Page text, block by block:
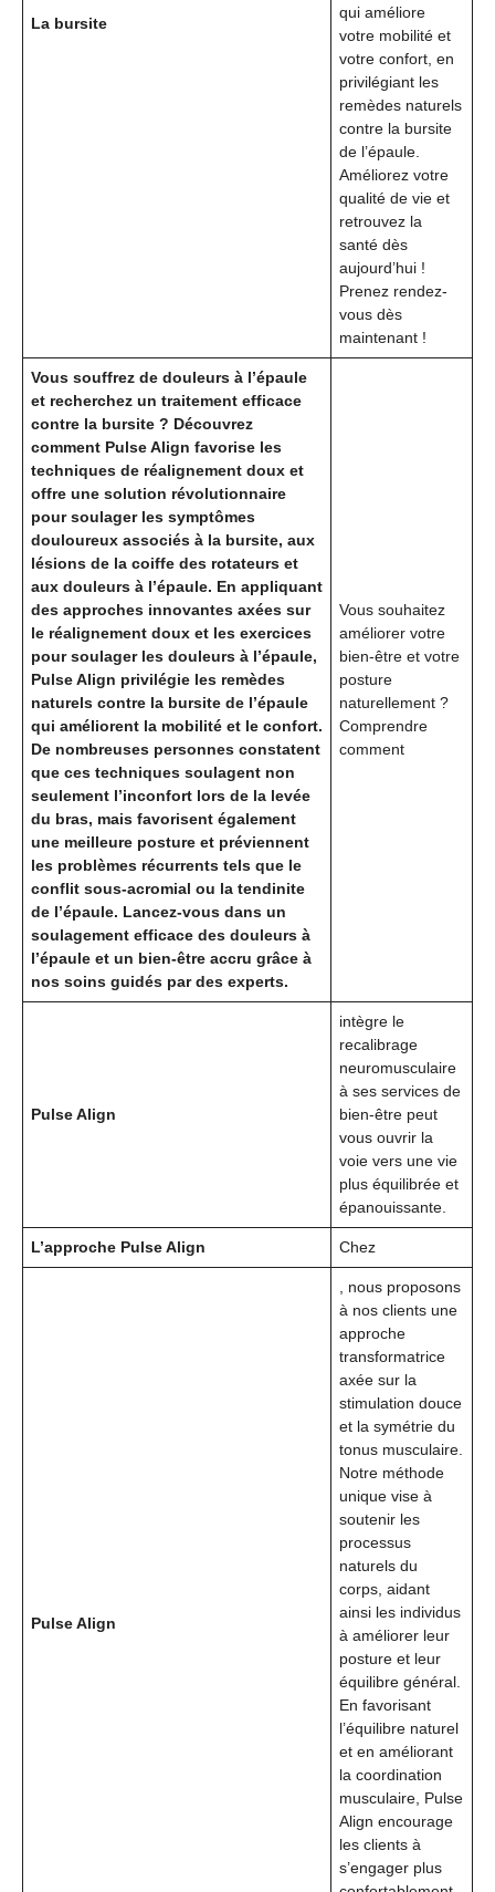
La bursite
qui améliore
votre mobilité et
votre confort, en
privilégiant les
remèdes naturels
contre la bursite
de l’épaule.
Améliorez votre
qualité de vie et
retrouvez la
santé dès
aujourd’hui !
Prenez rendez-
vous dès
maintenant !
Vous souffrez de douleurs à l’épaule
et recherchez un traitement efficace
contre la bursite ? Découvrez
comment Pulse Align favorise les
techniques de réalignement doux et
offre une solution révolutionnaire
pour soulager les symptômes
douloureux associés à la bursite, aux
lésions de la coiffe des rotateurs et
aux douleurs à l’épaule. En appliquant
des approches innovantes axées sur
le réalignement doux et les exercices
pour soulager les douleurs à l’épaule,
Pulse Align privilégie les remèdes
naturels contre la bursite de l’épaule
qui améliorent la mobilité et le confort.
De nombreuses personnes constatent
que ces techniques soulagent non
seulement l’inconfort lors de la levée
du bras, mais favorisent également
une meilleure posture et préviennent
les problèmes récurrents tels que le
conflit sous-acromial ou la tendinite
de l’épaule. Lancez-vous dans un
soulagement efficace des douleurs à
l’épaule et un bien-être accru grâce à
nos soins guidés par des experts.
Vous souhaitez
améliorer votre
bien-être et votre
posture
naturellement ?
Comprendre
comment
Pulse Align
intègre le
recalibrage
neuromusculaire
à ses services de
bien-être peut
vous ouvrir la
voie vers une vie
plus équilibrée et
épanouissante.
L’approche Pulse Align Chez
Pulse Align
, nous proposons
à nos clients une
approche
transformatrice
axée sur la
stimulation douce
et la symétrie du
tonus musculaire.
Notre méthode
unique vise à
soutenir les
processus
naturels du
corps, aidant
ainsi les individus
à améliorer leur
posture et leur
équilibre général.
En favorisant
l’équilibre naturel
et en améliorant
la coordination
musculaire, Pulse
Align encourage
les clients à
s’engager plus